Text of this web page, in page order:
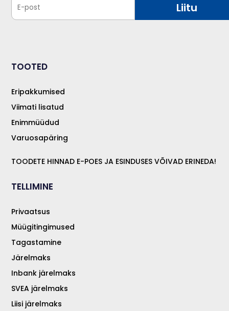
Liitu
TOOTED
Eripakkumised
Viimati lisatud
Enimmüüdud
Varuosapäring
TOODETE HINNAD E-POES JA ESINDUSES VÕIVAD ERINEDA!
TELLIMINE
Privaatsus
Müügitingimused
Tagastamine
Järelmaks
Inbank järelmaks
SVEA järelmaks
Liisi järelmaks